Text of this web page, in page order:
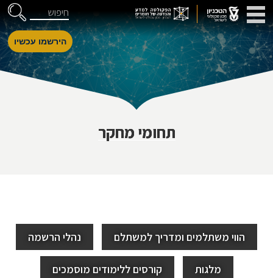
Skip to Content
דלג לניווט חיפוש
הירשמו עכשיו
תחומי מחקר
הווי משתלמים ומדריך למשתלם נהלי הרשמה
מלגות קורסים ללימודים מוסמכים